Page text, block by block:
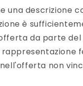
una descrizione
è
da parte
rappresentazione
non